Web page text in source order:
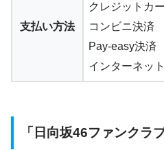
支払い方法
クレジットカ
コンビニ決済
Pay-easy決済
インターネッ
「日向坂46ファンクラ